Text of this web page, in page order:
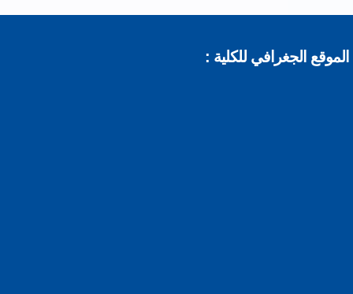
الجغرافي للكلية :